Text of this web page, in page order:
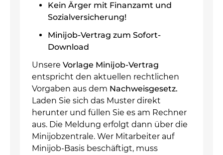
Kein Ärger mit Finanzamt und
Sozialversicherung!
Minijob-Vertrag zum Sofort-
Download
Unsere Vorlage Minijob-Vertrag
entspricht den aktuellen rechtlichen
Vorgaben aus dem Nachweisgesetz.
Laden Sie sich das Muster direkt
herunter und füllen Sie es am Rechner
aus. Die Meldung erfolgt dann über die
Minijobzentrale. Wer Mitarbeiter auf
Minijob-Basis beschäftigt, muss